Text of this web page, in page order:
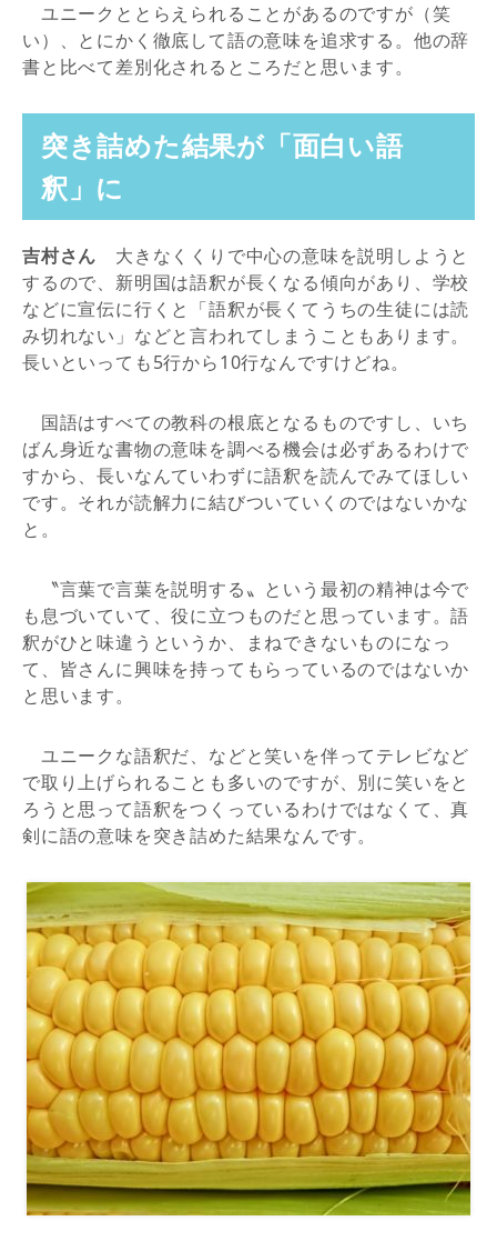
ユニークととらえられることがあるのですが（笑
い）、とにかく徹底して語の意味を追求する。他の辞
書と比べて差別化されるところだと思います。
突き詰めた結果が「面白い語
釈」に
吉村さん 大きなくくりで中心の意味を説明しようと
するので、新明国は語釈が長くなる傾向があり、学校
などに宣伝に行くと「語釈が長くてうちの生徒には読
み切れない」などと言われてしまうこともあります。
長いといっても5行から10行なんですけどね。
国語はすべての教科の根底となるものですし、いち
ばん身近な書物の意味を調べる機会は必ずあるわけで
すから、長いなんていわずに語釈を読んでみてほしい
です。それが読解力に結びついていくのではないかな
と。
〝言葉で言葉を説明する〟という最初の精神は今で
も息づいていて、役に立つものだと思っています。語
釈がひと味違うというか、まねできないものになっ
て、皆さんに興味を持ってもらっているのではないか
と思います。
ユニークな語釈だ、などと笑いを伴ってテレビなど
で取り上げられることも多いのですが、別に笑いをと
ろうと思って語釈をつくっているわけではなくて、真
剣に語の意味を突き詰めた結果なんです。